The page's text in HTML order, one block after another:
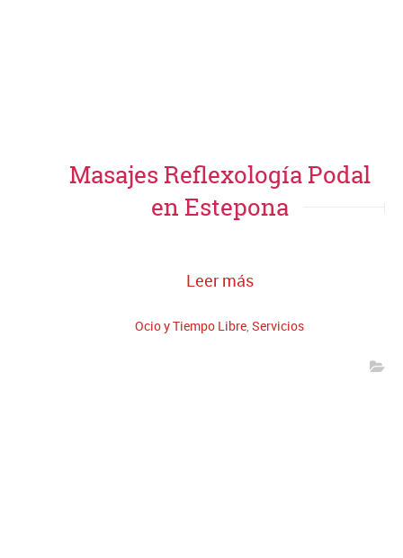
Masajes Reflexología Podal
en Estepona
Leer más
Ocio y Tiempo Libre, Servicios